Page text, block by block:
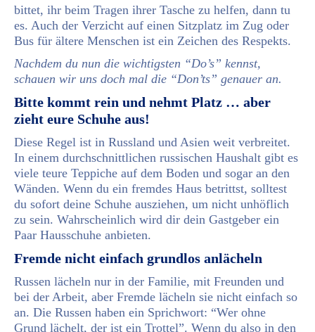
bittet, ihr beim Tragen ihrer Tasche zu helfen, dann tu
es. Auch der Verzicht auf einen Sitzplatz im Zug oder
Bus für ältere Menschen ist ein Zeichen des Respekts.
Nachdem du nun die wichtigsten “Do’s” kennst,
schauen wir uns doch mal die “Don’ts” genauer an.
Bitte kommt rein und nehmt Platz … aber
zieht eure Schuhe aus!
Diese Regel ist in Russland und Asien weit verbreitet.
In einem durchschnittlichen russischen Haushalt gibt es
viele teure Teppiche auf dem Boden und sogar an den
Wänden. Wenn du ein fremdes Haus betrittst, solltest
du sofort deine Schuhe ausziehen, um nicht unhöflich
zu sein. Wahrscheinlich wird dir dein Gastgeber ein
Paar Hausschuhe anbieten.
Fremde nicht einfach grundlos anlächeln
Russen lächeln nur in der Familie, mit Freunden und
bei der Arbeit, aber Fremde lächeln sie nicht einfach so
an. Die Russen haben ein Sprichwort: “Wer ohne
Grund lächelt, der ist ein Trottel”. Wenn du also in den